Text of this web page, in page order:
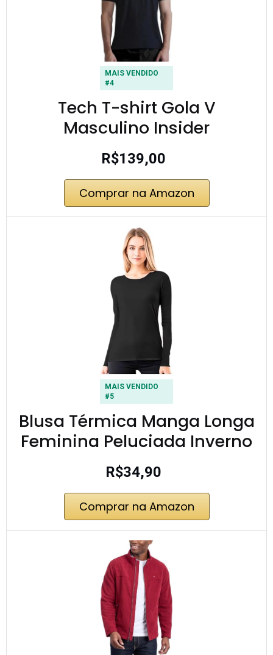
MAIS VENDIDO
#4
Tech T-shirt Gola V
Masculino Insider
R$139,00
Comprar na Amazon
MAIS VENDIDO
#5
Blusa Térmica Manga Longa
Feminina Peluciada Inverno
R$34,90
Comprar na Amazon